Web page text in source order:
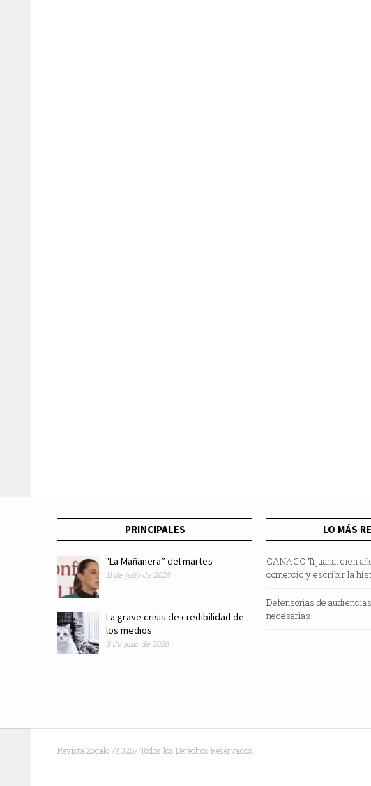
PRINCIPALES
"La Mañanera” del martes
11 de julio de 2026
La grave crisis de credibilidad de
los medios
3 de julio de 2026
LO MÁS
CANACO Tijuana: cien
comercio y escribir la
Defensorías de
necesarias
Revista Zocalo /2025/ Todos los Derechos Reservados